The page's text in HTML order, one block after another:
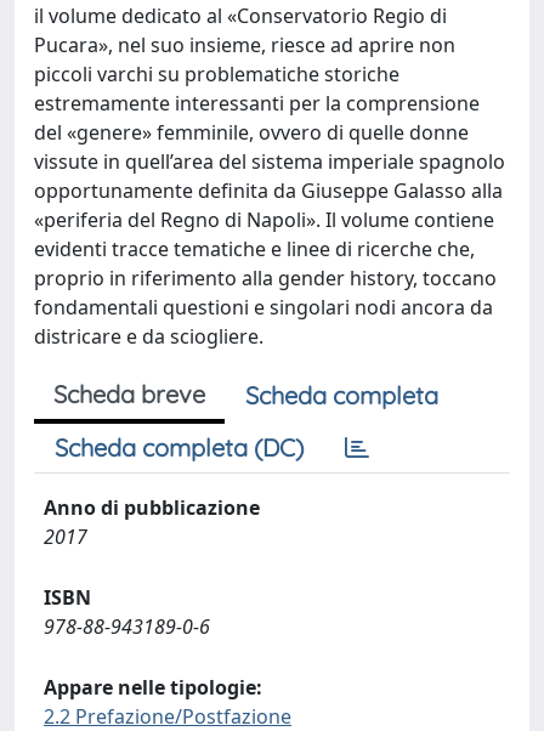
il volume dedicato al «Conservatorio Regio di
Pucara», nel suo insieme, riesce ad aprire non
piccoli varchi su problematiche storiche
estremamente interessanti per la comprensione
del «genere» femminile, ovvero di quelle donne
vissute in quell’area del sistema imperiale spagnolo
opportunamente definita da Giuseppe Galasso alla
«periferia del Regno di Napoli». Il volume contiene
evidenti tracce tematiche e linee di ricerche che,
proprio in riferimento alla gender history, toccano
fondamentali questioni e singolari nodi ancora da
districare e da sciogliere.
Scheda breve
Scheda completa
Scheda completa (DC)
Anno di pubblicazione
2017
ISBN
978-88-943189-0-6
Appare nelle tipologie:
2.2 Prefazione/Postfazione